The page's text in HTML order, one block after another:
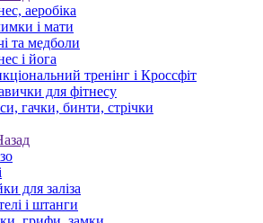
аеробіка
і мати
та медболи
і йога
тренінг і Кроссфіт
для фітнесу
гачки, бинти, стрічки
для заліза
і штанги